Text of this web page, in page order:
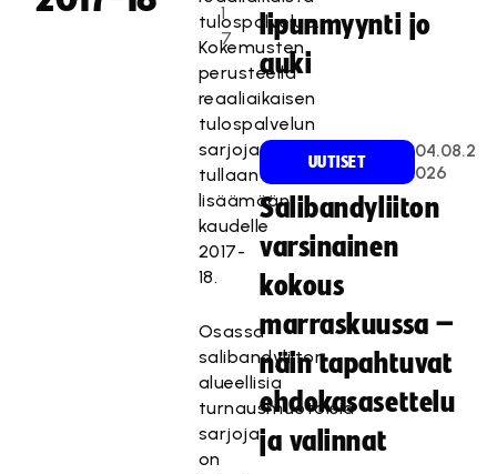
1
7
tulospalvelua.
Kokemusten
perusteella
reaaliaikaisen
tulospalvelun
sarjoja
tullaan
lisäämään
kaudelle
2017-
18.
Osassa
salibandyliiton
alueellisia
turnausmuotoisia
sarjoja
on
lipunmyynti jo
auki
UUTISET
04.08.2
026
Salibandyliiton
varsinainen
kokous
marraskuussa –
näin tapahtuvat
ehdokasasettelu
ja valinnat